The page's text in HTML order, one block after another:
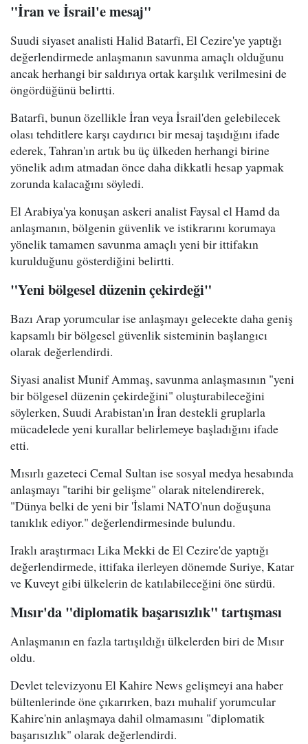
"İran ve İsrail'e mesaj"
Suudi siyaset analisti Halid Batarfi, El Cezire'ye yaptığı
değerlendirmede anlaşmanın savunma amaçlı olduğunu
ancak herhangi bir saldırıya ortak karşılık verilmesini de
öngördüğünü belirtti.
Batarfi, bunun özellikle İran veya İsrail'den gelebilecek
olası tehditlere karşı caydırıcı bir mesaj taşıdığını ifade
ederek, Tahran'ın artık bu üç ülkeden herhangi birine
yönelik adım atmadan önce daha dikkatli hesap yapmak
zorunda kalacağını söyledi.
El Arabiya'ya konuşan askeri analist Faysal el Hamd da
anlaşmanın, bölgenin güvenlik ve istikrarını korumaya
yönelik tamamen savunma amaçlı yeni bir ittifakın
kurulduğunu gösterdiğini belirtti.
"Yeni bölgesel düzenin çekirdeği"
Bazı Arap yorumcular ise anlaşmayı gelecekte daha geniş
kapsamlı bir bölgesel güvenlik sisteminin başlangıcı
olarak değerlendirdi.
Siyasi analist Munif Ammaş, savunma anlaşmasının "yeni
bir bölgesel düzenin çekirdeğini" oluşturabileceğini
söylerken, Suudi Arabistan'ın İran destekli gruplarla
mücadelede yeni kurallar belirlemeye başladığını ifade
etti.
Mısırlı gazeteci Cemal Sultan ise sosyal medya hesabında
anlaşmayı "tarihi bir gelişme" olarak nitelendirerek,
"Dünya belki de yeni bir 'İslami NATO'nun doğuşuna
tanıklık ediyor." değerlendirmesinde bulundu.
Iraklı araştırmacı Lika Mekki de El Cezire'de yaptığı
değerlendirmede, ittifaka ilerleyen dönemde Suriye, Katar
ve Kuveyt gibi ülkelerin de katılabileceğini öne sürdü.
Mısır'da "diplomatik başarısızlık" tartışması
Anlaşmanın en fazla tartışıldığı ülkelerden biri de Mısır
oldu.
Devlet televizyonu El Kahire News gelişmeyi ana haber
bültenlerinde öne çıkarırken, bazı muhalif yorumcular
Kahire'nin anlaşmaya dahil olmamasını "diplomatik
başarısızlık" olarak değerlendirdi.